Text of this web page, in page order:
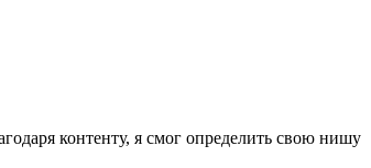
контенту, я смог определить свою нишу